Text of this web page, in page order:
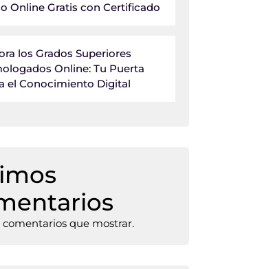
Online Gratis con Certificado
los Grados Superiores
Online: Tu Puerta
el Conocimiento Digital
comentarios que mostrar.